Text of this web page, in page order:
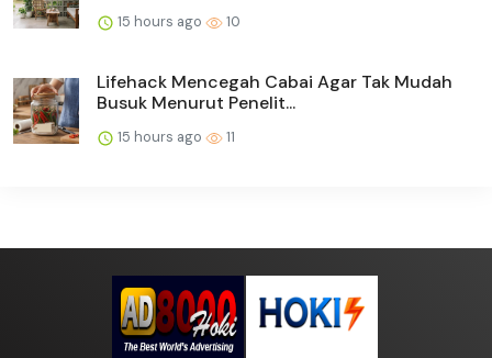
15 hours ago 10
Lifehack Mencegah Cabai Agar Tak Mudah
Busuk Menurut Penelit...
15 hours ago 11